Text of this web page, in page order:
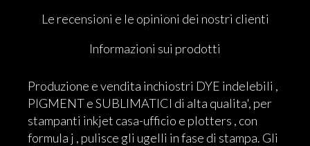
Le recensioni e le opinioni dei nostri clienti
Informazioni sui prodotti
Produzione e vendita inchiostri DYE indelebili ,
PIGMENT e SUBLIMATICI di alta qualita', per
stampanti inkjet casa-ufficio e plotters , con
formula j , pulisce gli ugelli in fase di stampa. Gli